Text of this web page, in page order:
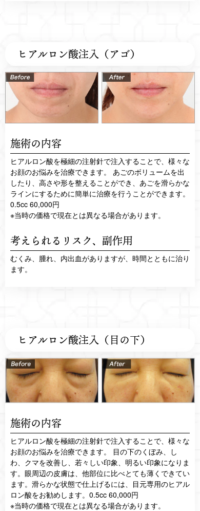
ヒアルロン酸注入（アゴ）
施術の内容
ヒアルロン酸を極細の注射針で注入することで、様々な
お顔のお悩みを治療できます。 あごのボリュームを出
したり、高さや形を整えることができ、あごを滑らかな
ラインにするために簡単に治療を行うことができます。
0.5cc 60,000円
※当時の価格で現在とは異なる場合があります。
考えられるリスク、 副作用
むくみ、腫れ、内出血がありますが、時間とともに治り
ます。
ヒアルロン酸注入（目の下）
施術の内容
ヒアルロン酸を極細の注射針で注入することで、様々な
お顔のお悩みを治療できます。 目の下のくぼみ、し
わ、クマを改善し、若々しい印象、明るい印象になりま
す。眼周辺の皮膚は、他部位に比べとても薄くできてい
ます。滑らかな状態で仕上げるには、目元専用のヒアル
ロン酸をお勧めします。0.5cc 60,000円
※当時の価格で現在とは異なる場合があります。